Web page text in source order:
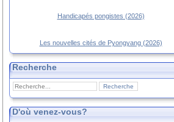
Handicapés pongistes (2026)
Les nouvelles cités de Pyongyang (2026)
Recherche
D'où venez-vous?